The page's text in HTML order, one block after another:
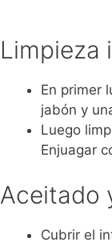
Limpieza
En primer
jabón y
Luego
Enjuagar
Aceitado
Cubrir el